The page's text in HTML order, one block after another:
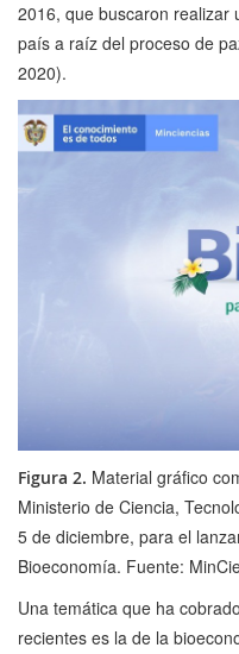
2016, que buscaron realizar
país a raíz del proceso de
2020).
Figura 2. Material gráfico
Ministerio de Ciencia,
5 de diciembre, para el
Bioeconomía. Fuente:
Una temática que ha
recientes es la de la